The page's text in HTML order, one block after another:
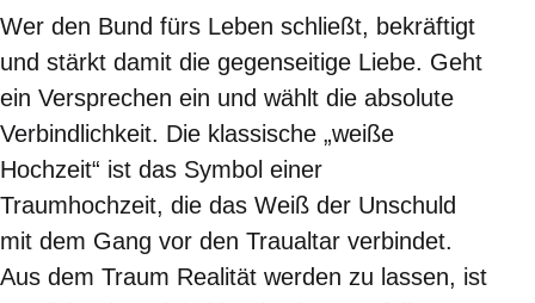
Wer den Bund fürs Leben schließt, bekräftigt
und stärkt damit die gegenseitige Liebe. Geht
ein Versprechen ein und wählt die absolute
Verbindlichkeit. Die klassische „weiße
Hochzeit“ ist das Symbol einer
Traumhochzeit, die das Weiß der Unschuld
mit dem Gang vor den Traualtar verbindet.
Aus dem Traum Realität werden zu lassen, ist